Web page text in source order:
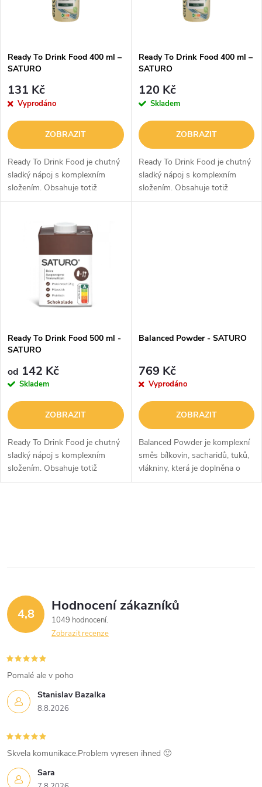
p
r
o
d
u
s
p
r
o
d
u
Ready To Drink Food 400 ml –
SATURO
131 Kč
Vyprodáno
ZOBRAZIT
Ready To Drink Food je chutný
sladký nápoj s komplexním
složením. Obsahuje totiž
bílkoviny, tuky, sacharidy,
látky. Díky jeho praktické formě
Ready To Drink Food 400 ml –
SATURO
120 Kč
Skladem
ZOBRAZIT
Ready To Drink Food je chutný
sladký nápoj s komplexním
složením. Obsahuje totiž
bílkoviny, tuky, sacharidy,
Ready To Drink Food 500 ml -
SATURO
od 142 Kč
Skladem
ZOBRAZIT
Ready To Drink Food je chutný
sladký nápoj s komplexním
složením. Obsahuje totiž
bílkoviny, tuky, sacharidy,
Balanced Powder - SATURO
769 Kč
Vyprodáno
ZOBRAZIT
Balanced Powder je komplexní
směs bílkovin, sacharidů, tuků,
vlákniny, která je doplněna o
esenciální vitamíny a minerální
l
d
a
c
í
p
r
v
k
4,8 Hodnocení zákazníků
1049 hodnocení
Zobrazit recenze
Stanislav Bazalka
8.8.2026
Pomalé ale v poho
Sara
Skvela komunikace.Problem vyresen ihned 🙂